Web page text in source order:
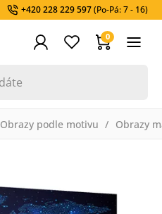
+420 228 229 597(Po-Pá: 7 - 16)
0
Obrazy podle motivu Obrazy